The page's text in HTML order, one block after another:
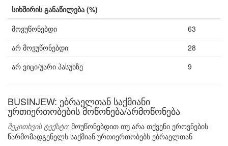
სიხშირის განაწილება (%)
მოვუწონებდი
63
არ მოვუწონებდი
28
არ ვიცი/უარი პასუხზე
9
BUSINJEW: ებრაელთან საქმიანი
ურთიერთობების მოწონება/არმოწონება
შეკითხვის ტექსტი: მოუწონებდით თუ არა თქვენი ეროვნების
წარმომადგენელს საქმიან ურთიერთობებს ებრაელთან